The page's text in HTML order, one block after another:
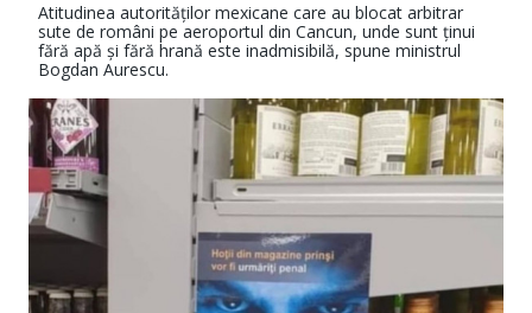
Atitudinea autorităților mexicane care au blocat arbitrar
sute de români pe aeroportul din Cancun, unde sunt ținui
fără apă și fără hrană este inadmisibilă, spune ministrul
Bogdan Aurescu.